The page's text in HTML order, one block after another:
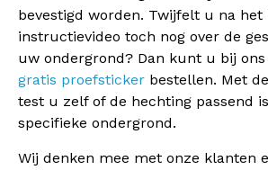
bevestigd worden. Twijfelt u na het
instructievideo toch nog over de
uw ondergrond? Dan kunt u bij
gratis proefsticker bestellen. Met
test u zelf of de hechting passend
specifieke ondergrond.
Wij denken mee met onze klanten